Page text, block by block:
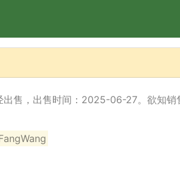
售，出售时间：2025-06-27。欲知销